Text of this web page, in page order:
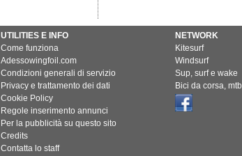
UTILITIES E INFO
Come funziona
Adessowingfoil.com
Condizioni generali di servizio
Privacy e trattamento dei dati
Cookie Policy
Regole inserimento annunci
Per la pubblicità su questo sito
Credits
Contatta lo staff
NETWORK
Kitesurf
Windsurf
Sup, surf e wake
Bici da corsa, mtb